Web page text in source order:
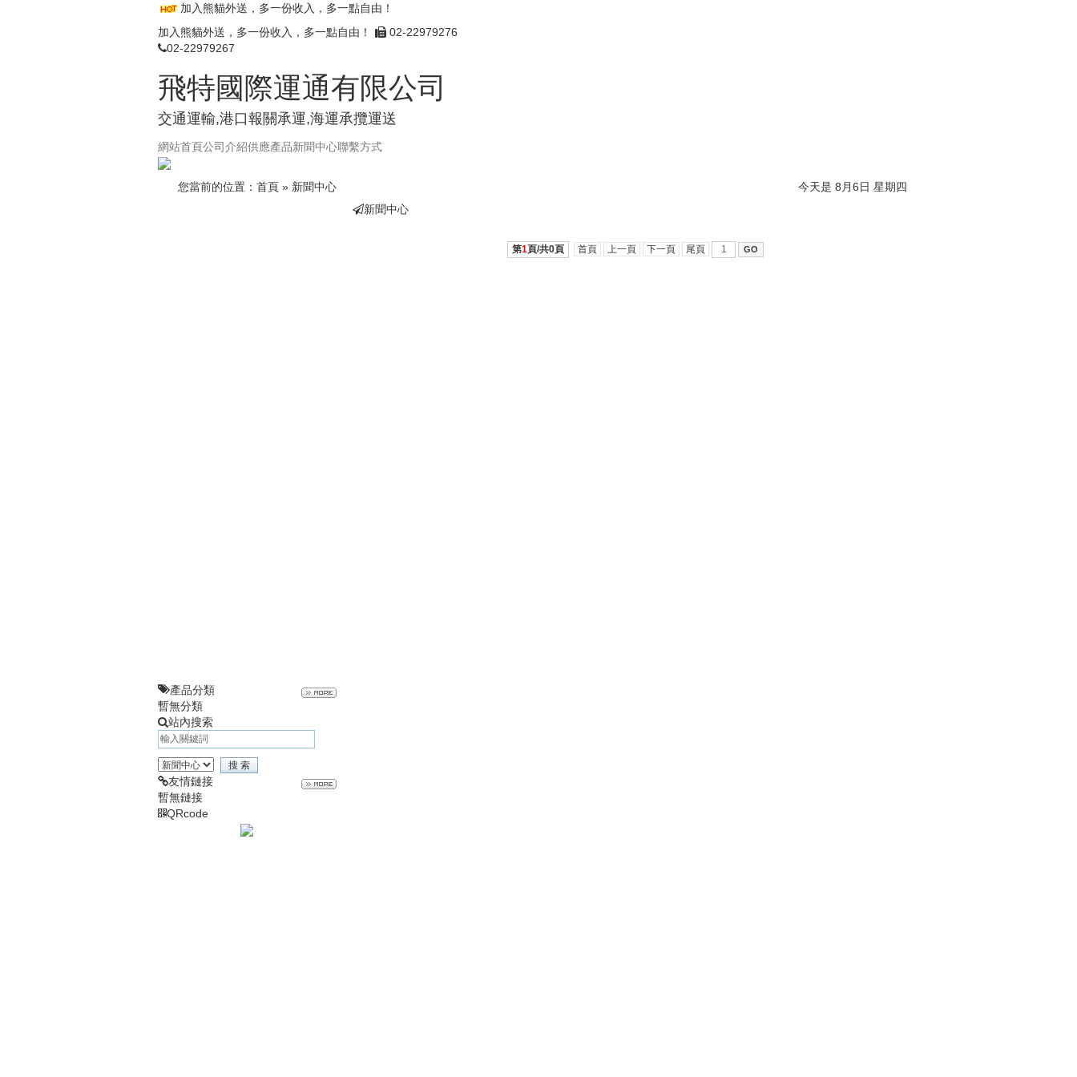
加入熊貓外送，多一份收入，多一點自由！
加入熊貓外送，多一份收入，多一點自由！
02-22979276
02-22979267
飛特國際運通有限公司
交通運輸,港口報關承運,海運承攬運送
網站首頁公司介紹供應產品新聞中心聯繫方式
今天是 8月6日 星期四
您當前的位置： 首頁 » 新聞中心
產品分類
暫無分類
站內搜索
友情鏈接
暫無鏈接
QRcode
新聞中心
第1頁/共0頁 首頁 上一頁 下一頁 尾頁